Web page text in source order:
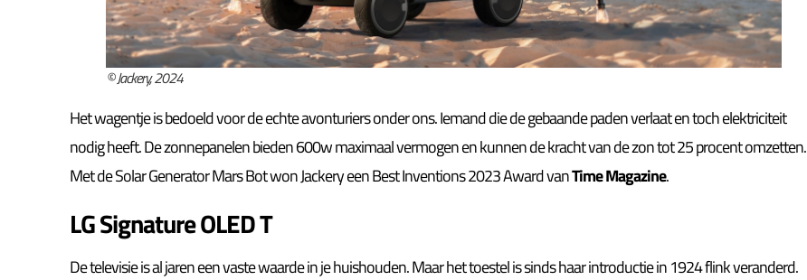
© Jackery, 2024
Het wagentje is bedoeld voor de echte avonturiers onder ons. Iemand die de gebaande paden verlaat en toch elektriciteit
nodig heeft. De zonnepanelen bieden 600w maximaal vermogen en kunnen de kracht van de zon tot 25 procent omzetten.
Met de Solar Generator Mars Bot won Jackery een Best Inventions 2023 Award vanTime Magazine.
LG Signature OLED T
De televisie is al jaren een vaste waarde in je huishouden. Maar het toestel is sinds haar introductie in 1924 flink veranderd.